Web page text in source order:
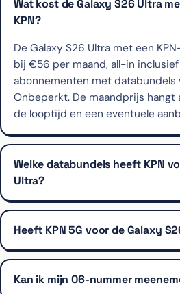
Wat kost de Galaxy S26 Ultra
KPN?
De Galaxy S26 Ultra met een
bij €56 per maand, all-in
abonnementen met databundels
Onbeperkt. De maandprijs hangt
de looptijd en een eventuele
Welke databundels heeft KPN
Ultra?
Heeft KPN 5G voor de Galaxy
Kan ik mijn 06-nummer